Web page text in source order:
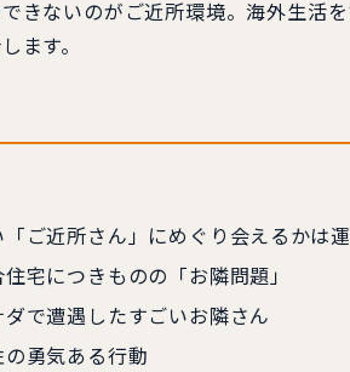
きないのがご近所環境。海外生活
ます。
「ご近所さん」にめぐり会えるかは
宅につきものの「お隣問題」
ダで遭遇したすごいお隣さん
の勇気ある行動